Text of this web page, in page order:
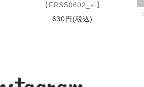
【FRSS0602_si】
630円(税込)